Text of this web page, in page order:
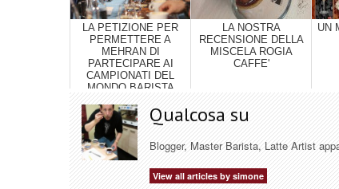
LA PETIZIONE PER
PERMETTERE A
MEHRAN DI
PARTECIPARE AI
CAMPIONATI DEL
MONDO BARISTA
LA NOSTRA
RECENSIONE DELLA
MISCELA ROGIA
CAFFE'
UN
Qualcosa su
Blogger, Master Barista, Latte Artist
View all articles by simone